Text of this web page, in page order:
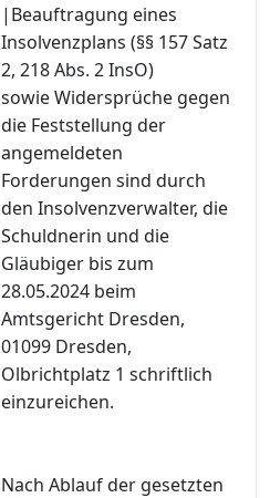
|Beauftragung eines
Insolvenzplans (§§ 157 Satz
2, 218 Abs. 2 InsO)
sowie Widersprüche gegen
die Feststellung der
angemeldeten
Forderungen sind durch
den Insolvenzverwalter, die
Schuldnerin und die
Gläubiger bis zum
28.05.2024 beim
Amtsgericht Dresden,
01099 Dresden,
Olbrichtplatz 1 schriftlich
einzureichen.
Nach Ablauf der gesetzten